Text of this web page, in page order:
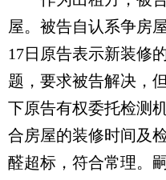
屋。被告自认系争房
17日原告表示新装修
题，要求被告解决，
下原告有权委托检测
合房屋的装修时间及
醛超标，符合常理。